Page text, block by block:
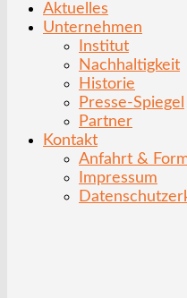
Aktuelles
Unternehmen
Institut
Nachhaltigkeit
Historie
Presse-Spiegel
Partner
Kontakt
Anfahrt &
Impressum